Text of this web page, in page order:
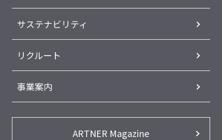
サステナビリティ
リクルート
事業案内
ARTNER Magazine